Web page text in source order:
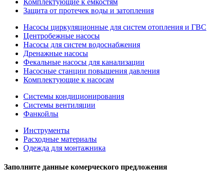
Комплектующие к емкостям
Защита от протечек воды и затопления
Насосы циркуляционные для систем отопления и ГВС
Центробежные насосы
Насосы для систем водоснабжения
Дренажные насосы
Фекальные насосы для канализации
Насосные станции повышения давления
Комплектующие к насосам
Системы кондиционирования
Системы вентиляции
Фанкойлы
Инструменты
Расходные материалы
Одежда для монтажника
Заполните данные комерческого предложения